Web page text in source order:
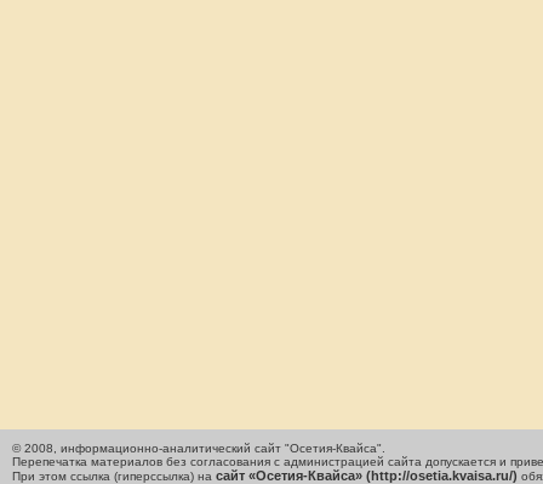
© 2008, информационно-аналитический сайт "Осетия-Квайса".
Перепечатка материалов без согласования с администрацией сайта допускается и
При этом ссылка (гиперссылка) на сайт «Осетия-Квайса» (http://osetia.kvaisa.ru/)